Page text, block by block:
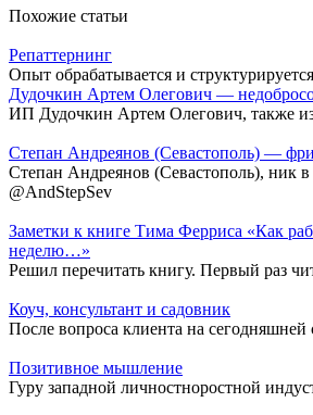
Похожие статьи
Репаттернинг
Опыт обрабатывается и
Дудочкин Артем Олегович —
ИП Дудочкин Артем Олегович, также
Степан Андреянов (Севастополь) —
Степан Андреянов (Севастополь), ник в
@AndStepSev
Заметки к книге Тима Ферриса «Как
неделю…»
Решил перечитать книгу. Первый раз
Коуч, консультант и садовник
После вопроса клиента на
Позитивное мышление
Гуру западной личностноростной